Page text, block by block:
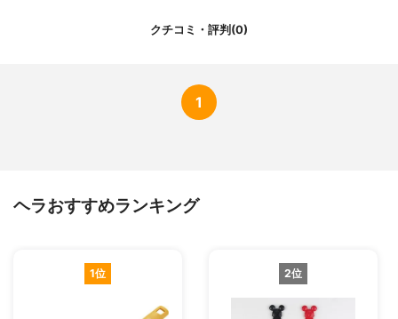
クチコミ・評判(0)
1
ヘラおすすめランキング
1位 2位